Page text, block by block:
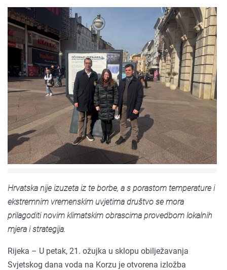
Hrvatska nije izuzeta iz te borbe, a s porastom temperature i
ekstremnim vremenskim uvjetima društvo se mora
prilagoditi novim klimatskim obrascima provedbom lokalnih
mjera i strategija.
Rijeka – U petak, 21. ožujka u sklopu obilježavanja
Svjetskog dana voda na Korzu je otvorena izložba